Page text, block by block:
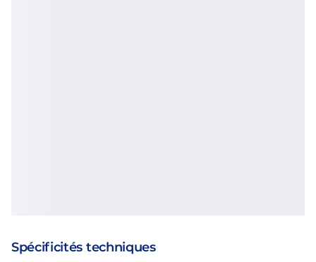
Spécificités techniques